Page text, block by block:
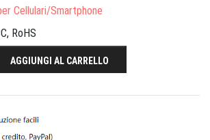
Cellulari/Smartphone
RoHS
AGGIUNGI AL CARRELLO